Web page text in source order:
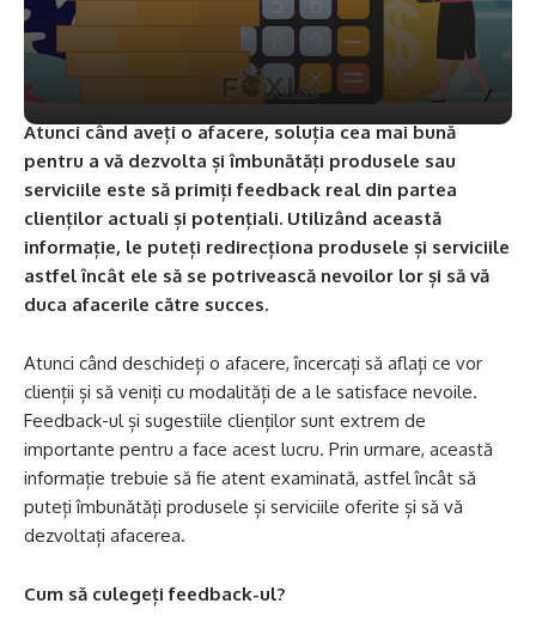
Atunci când aveți o afacere, soluția cea mai bună
pentru a vă dezvolta și îmbunătăți produsele sau
serviciile este să primiți feedback real din partea
clienților actuali și potențiali. Utilizând această
informație, le puteți redirecționa produsele și serviciile
astfel încât ele să se potrivească nevoilor lor și să vă
duca afacerile către succes.
Atunci când deschideți o afacere, încercați să aflați ce vor
clienții și să veniți cu modalități de a le satisface nevoile.
Feedback-ul și sugestiile clienților sunt extrem de
importante pentru a face acest lucru. Prin urmare, această
informație trebuie să fie atent examinată, astfel încât să
puteți îmbunătăți produsele și serviciile oferite și să vă
dezvoltați afacerea.
Cum să culegeți feedback-ul?